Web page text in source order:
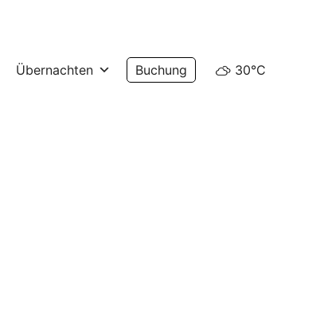
Übernachten Buchung 30°C